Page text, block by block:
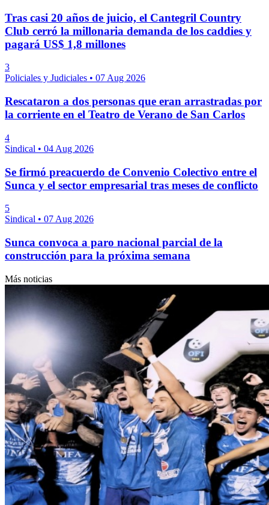
Tras casi 20 años de juicio, el Cantegril Country
Club cerró la millonaria demanda de los caddies y
pagará US$ 1,8 millones
3
Policiales y Judiciales • 07 Aug 2026
Rescataron a dos personas que eran arrastradas por
la corriente en el Teatro de Verano de San Carlos
4
Sindical • 04 Aug 2026
Se firmó preacuerdo de Convenio Colectivo entre el
Sunca y el sector empresarial tras meses de conflicto
5
Sindical • 07 Aug 2026
Sunca convoca a paro nacional parcial de la
construcción para la próxima semana
Más noticias